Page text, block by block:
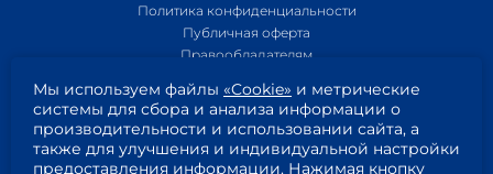
Политика конфиденциальности
Публичная оферта
Правообладателям
Приложение 1
Приложение 2
Пользовательское соглашение
Согласие на обработку персональных данных
Мы используем файлы «Cookie» и метрические
системы для сбора и анализа информации о
производительности и использовании сайта, а
также для улучшения и индивидуальной настройки
предоставления информации. Нажимая кнопку